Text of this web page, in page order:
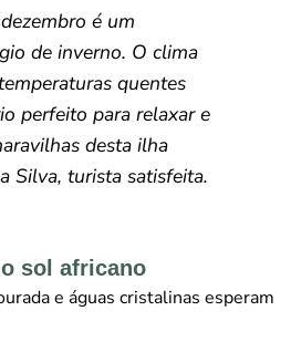
é um
de inverno. O clima
quentes
perfeito para relaxar e
desta ilha
Silva, turista satisfeita.
sol africano
e águas cristalinas esperam